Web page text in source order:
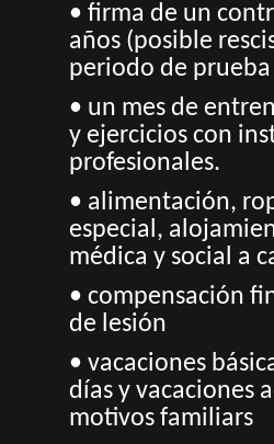
• firma de un
años (posible
periodo de prueba
• un mes de
y ejercicios con
profesionales.
• alimentación,
especial,
médica y social a
• compensación
de lesión
• vacaciones
días y vacaciones
motivos familiars